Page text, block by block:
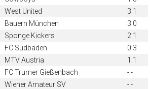
West United
3:1
Bauern München
3:0
Sponge Kickers
2:1
FC Südbaden
0:3
MTV Austria
1:1
FC Trumer Gießenbach
-:-
Wiener Amateur SV
-:-